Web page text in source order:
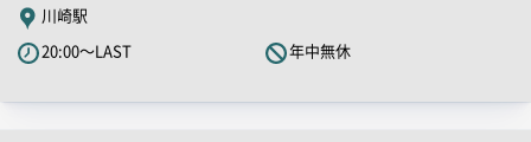
PR
キ
川崎駅
20:00～LAST
年中無休